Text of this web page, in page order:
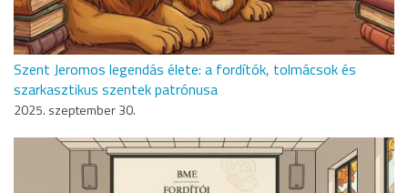
Szent Jeromos legendás élete: a fordítók, tolmácsok és
szarkasztikus szentek patrónusa
2025. szeptember 30.